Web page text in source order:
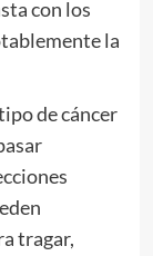
con los
la
de cáncer
tragar,